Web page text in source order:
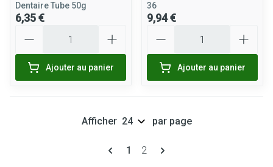
Dentaire Tube 50g
6,35 €
Ajouter au panier
36
9,94 €
Ajouter au panier
Pages
Vous lisez actuellement la page
1 Page
2
Afficher par page